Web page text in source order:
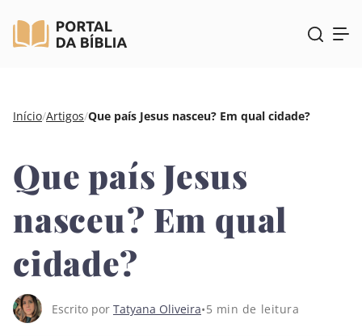
Pular
conteúdo
Início/Artigos/Que país Jesus nasceu? Em qual cidade?
Que país Jesus
nasceu? Em qual
cidade?
Escrito por Tatyana Oliveira 5 min de leitura